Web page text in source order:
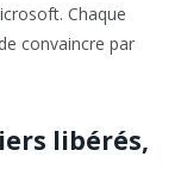
Chaque
convaincre par
libérés,